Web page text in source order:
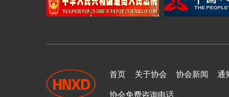
首页 关于协会 协会新闻 通
协会免费咨询电话